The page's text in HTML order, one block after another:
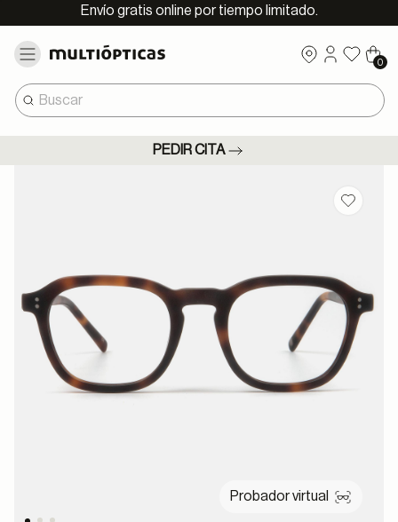
Envío gratis online por tiempo limitado.
0
PEDIR CITA
Probador virtual